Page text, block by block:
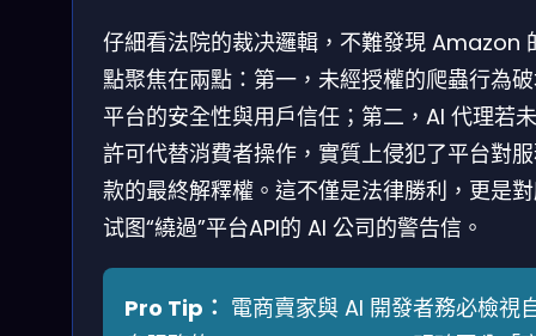
仔細看法院的裁决邏輯，不難發現 Amazon
點聚焦在兩點：第一，未經授權的爬蟲行為
平台的安全性與用戶信任；第二，AI 代理若
許可代替消費者操作，實質上侵犯了平台對
款的最終解釋權。這不僅是法律勝利，更是
试图“繞過”平台API的 AI 公司的警告信。
Pro Tip： 電商賣家與 AI 開發者務必檢視